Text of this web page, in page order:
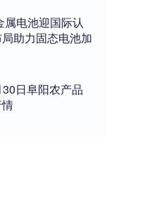
电池迎国际认
助力固态电池加
日阜阳农产品